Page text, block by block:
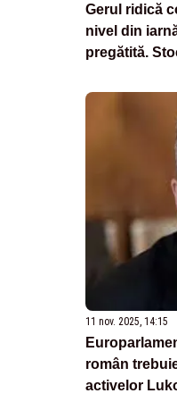
Gerul ridică
nivel din
pregătită.
11 nov. 2025, 14:15
român
activelor